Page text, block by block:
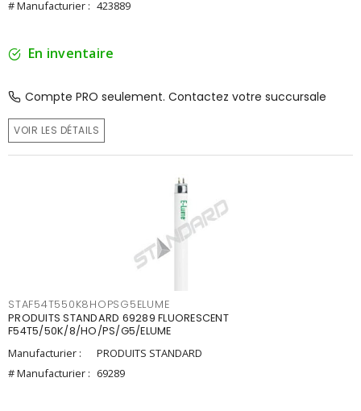
# Manufacturier : 423889
En inventaire
Compte PRO seulement. Contactez votre succursale
VOIR LES DÉTAILS
STAF54T550K8HOPSG5ELUME
PRODUITS STANDARD 69289 FLUORESCENT
F54T5/50K/8/HO/PS/G5/ELUME
Manufacturier :
PRODUITS STANDARD
# Manufacturier : 69289